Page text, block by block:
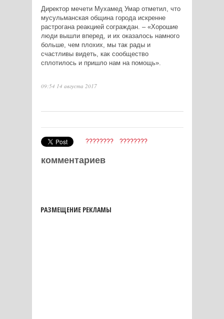
Директор мечети Мухамед Умар отметил, что
мусульманская община города искренне
растрогана реакцией сограждан. – «Хорошие
люди вышли вперед, и их оказалось намного
больше, чем плохих, мы так рады и
счастливы видеть, как сообщество
сплотилось и пришло нам на помощь».
09:54 14 августа 2017
???????? ????????
комментариев
РАЗМЕЩЕНИЕ РЕКЛАМЫ